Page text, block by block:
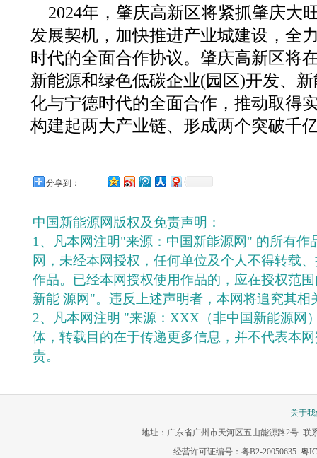
2024年，肇庆高新区将紧抓肇庆大
发展契机，加快推进产业城建设，全
时代的全面合作协议。肇庆高新区将
新能源和绿色低碳企业(园区)开发、
化与宁德时代的全面合作，推动取得
构建起两大产业链、形成两个突破千
分享到：
中国新能源网版权及免责声明：
1、凡本网注明"来源：中国新能源网" 的所有作
网，未经本网授权，任何单位及个人不得转载
作品。已经本网授权使用作品的，应在授权范
新能 源网"。违反上述声明者，本网将追究其相
2、凡本网注明 "来源：XXX（非中国新能源网
体，转载目的在于传递更多信息，并不代表本
责。
关于
地址：广东省广州市天河区五山能源路2号 联
经营许可证编号：粤B2-20050635 粤